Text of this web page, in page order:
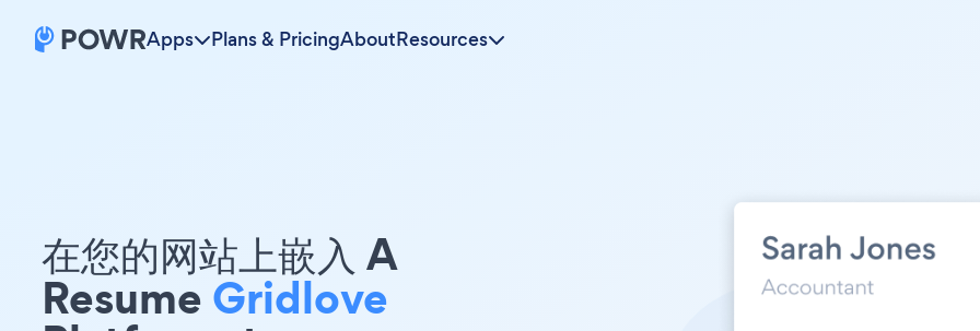
Apps Plans & PricingAboutResources
在您的网站上嵌入 A
ResumeGridlove